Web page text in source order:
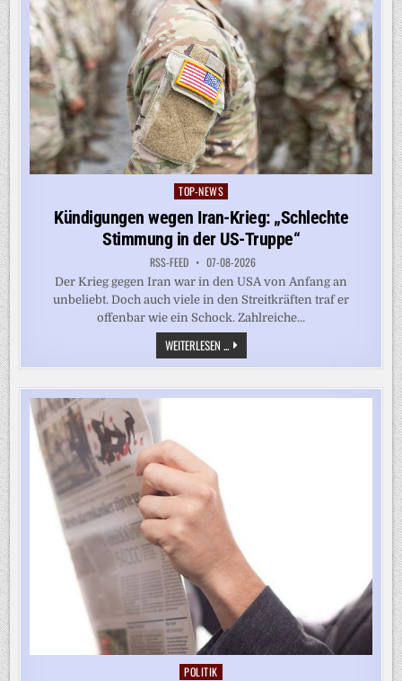
Posted
TOP-NEWS
Kündigungen wegen Iran-Krieg: „Schlechte
Stimmung in der US-Truppe“
RSS-FEED 07-08-2026
Der Krieg gegen Iran war in den USA von Anfang an
unbeliebt. Doch auch viele in den Streitkräften traf er
offenbar wie ein Schock. Zahlreiche...
WEITERLESEN ... KÜNDIGUNGEN
WEGEN
IRAN-
„SCHLECHTE
STIMMUNG
Posted
POLITIK